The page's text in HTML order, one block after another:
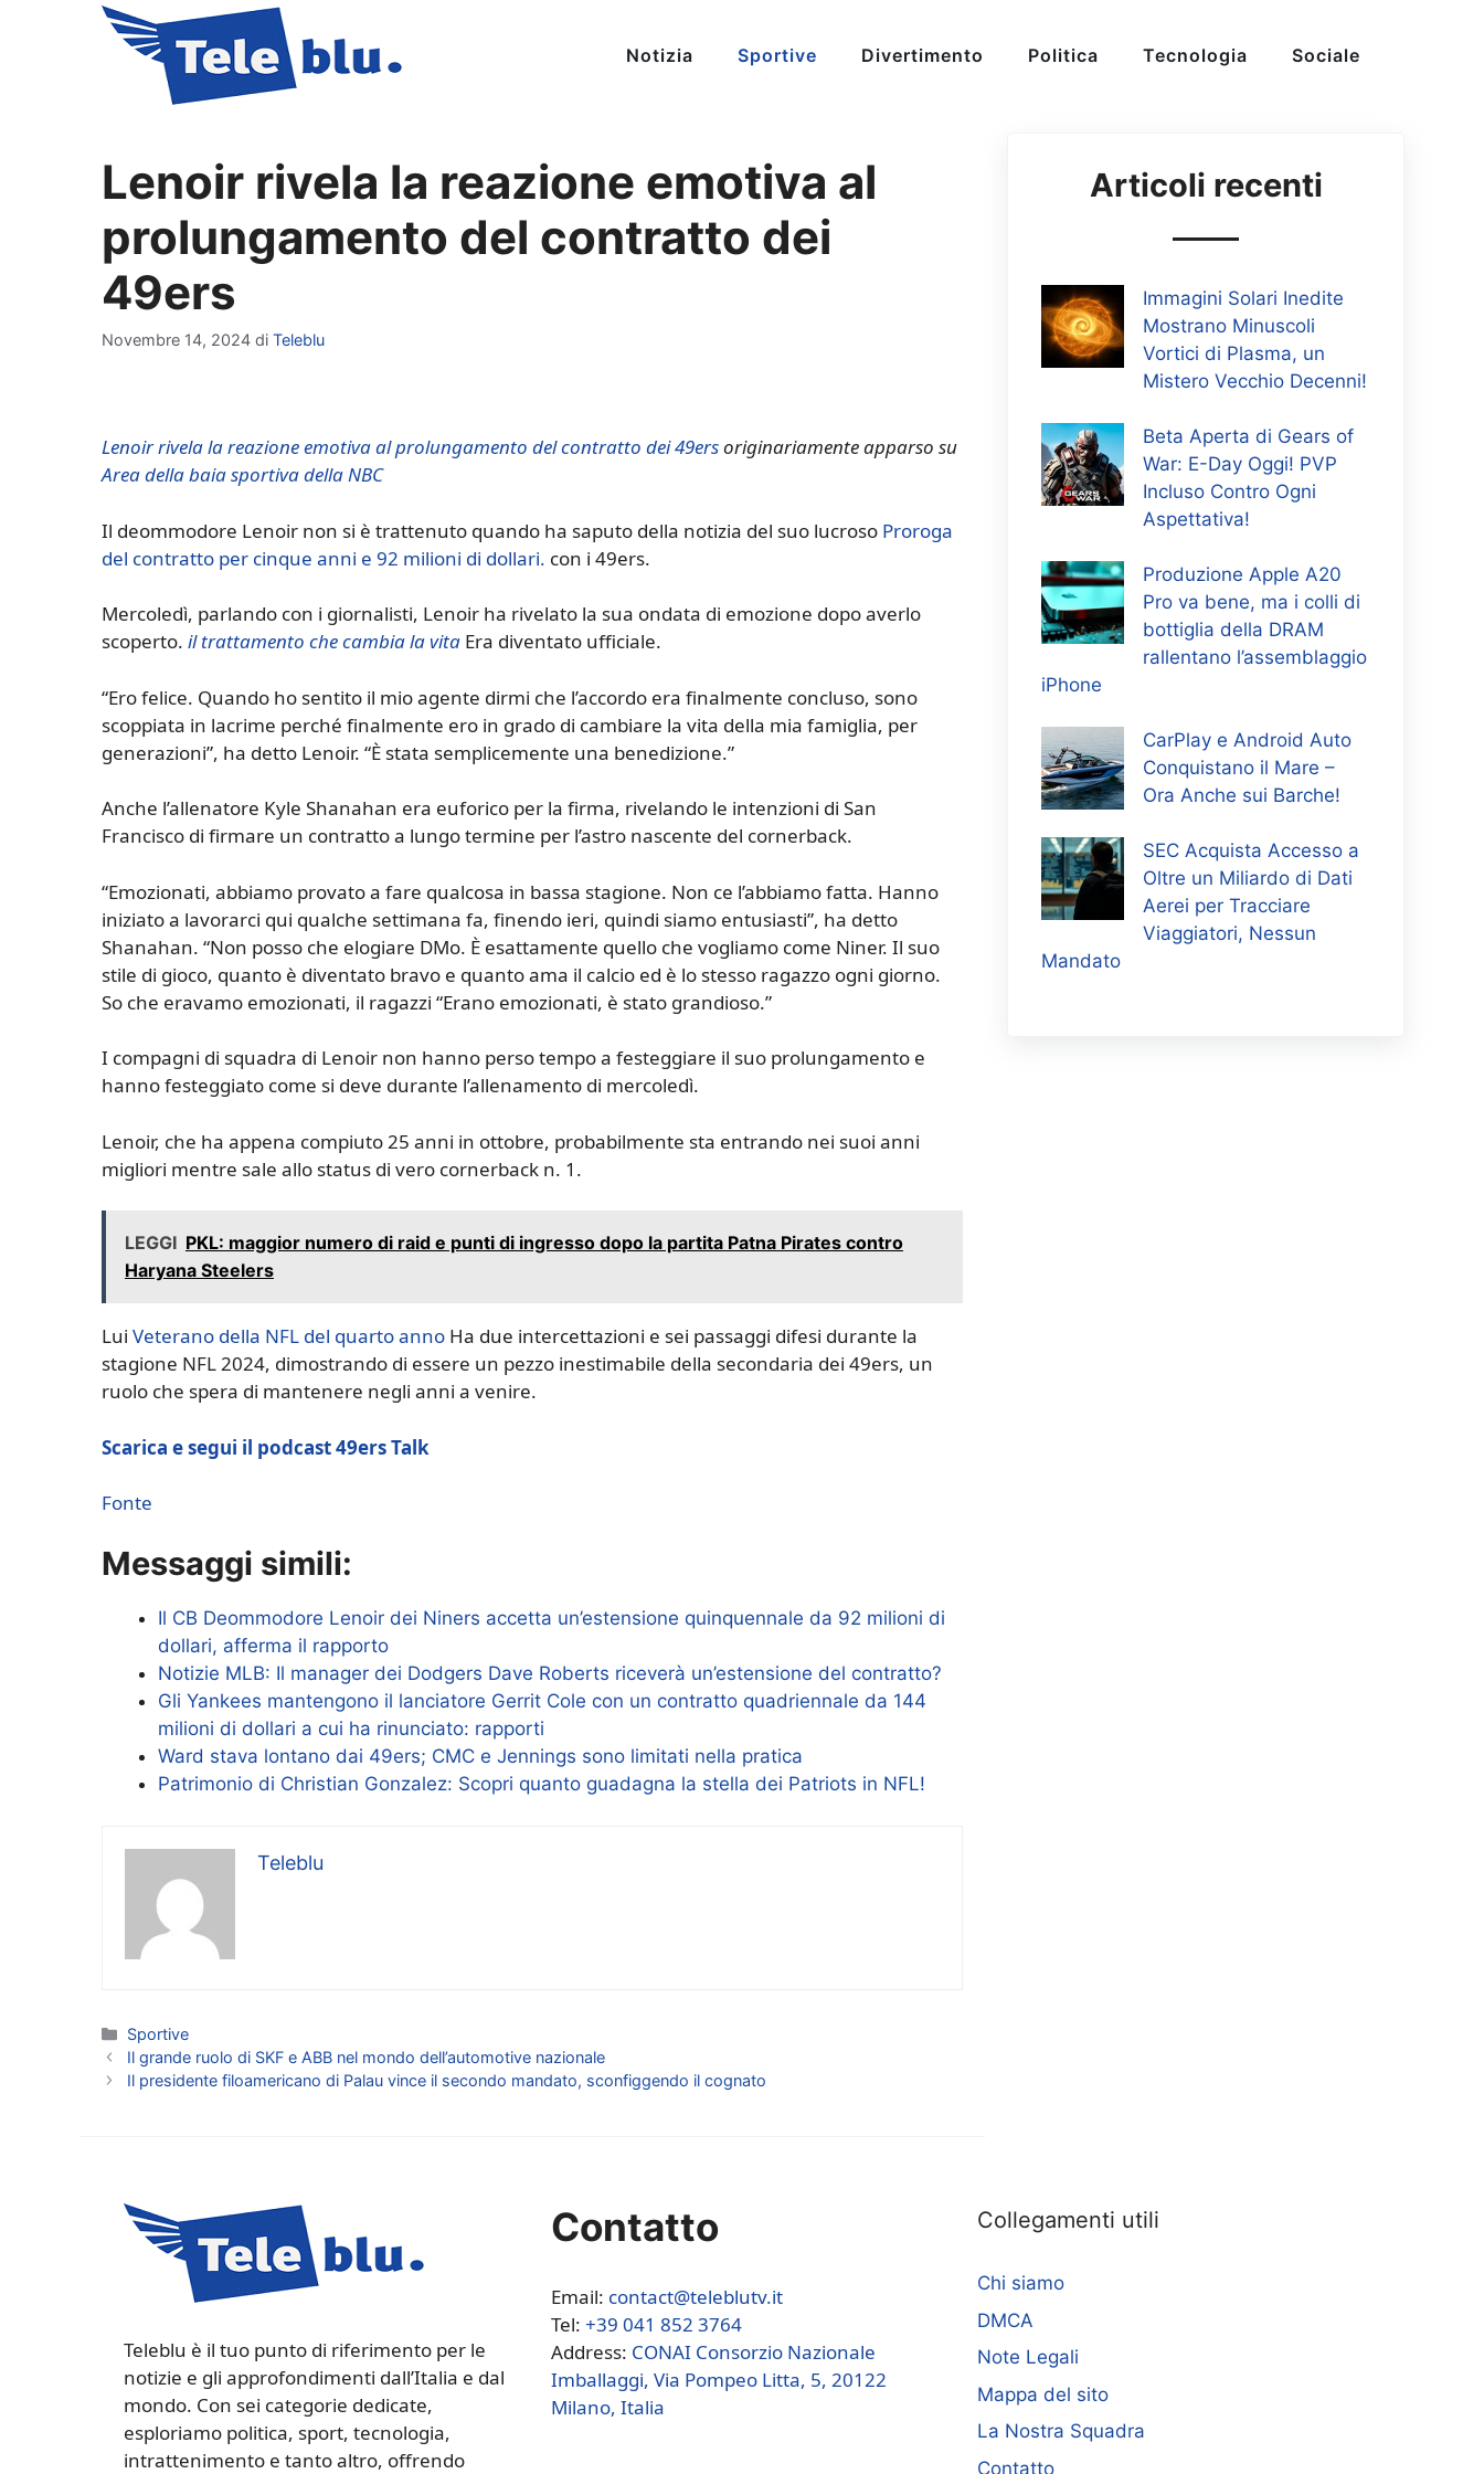
Notizia Sportive Divertimento Politica Tecnologia Sociale
Lenoir rivela la reazione emotiva al
prolungamento del contratto dei
49ers
Novembre 14, 2024 di Teleblu
Lenoir rivela la reazione emotiva al prolungamento del contratto dei 49ersoriginariamente apparso su
Area della baia sportiva della NBC
Il deommodore Lenoir non si è trattenuto quando ha saputo della notizia del suo lucroso Proroga
del contratto per cinque anni e 92 milioni di dollari. con i 49ers.
Mercoledì, parlando con i giornalisti, Lenoir ha rivelato la sua ondata di emozione dopo averlo
scoperto. il trattamento che cambia la vita Era diventato ufficiale.
“Ero felice. Quando ho sentito il mio agente dirmi che l’accordo era finalmente concluso, sono
scoppiata in lacrime perché finalmente ero in grado di cambiare la vita della mia famiglia, per
generazioni”, ha detto Lenoir. “È stata semplicemente una benedizione.”
Anche l’allenatore Kyle Shanahan era euforico per la firma, rivelando le intenzioni di San
Francisco di firmare un contratto a lungo termine per l’astro nascente del cornerback.
“Emozionati, abbiamo provato a fare qualcosa in bassa stagione. Non ce l’abbiamo fatta. Hanno
iniziato a lavorarci qui qualche settimana fa, finendo ieri, quindi siamo entusiasti”, ha detto
Shanahan. “Non posso che elogiare DMo. È esattamente quello che vogliamo come Niner. Il suo
stile di gioco, quanto è diventato bravo e quanto ama il calcio ed è lo stesso ragazzo ogni giorno.
So che eravamo emozionati, il ragazzi “Erano emozionati, è stato grandioso.”
I compagni di squadra di Lenoir non hanno perso tempo a festeggiare il suo prolungamento e
hanno festeggiato come si deve durante l’allenamento di mercoledì.
Lenoir, che ha appena compiuto 25 anni in ottobre, probabilmente sta entrando nei suoi anni
migliori mentre sale allo status di vero cornerback n. 1.
LEGGI PKL: maggior numero di raid e punti di ingresso dopo la partita Patna Pirates contro
Haryana Steelers
Lui Veterano della NFL del quarto anno Ha due intercettazioni e sei passaggi difesi durante la
stagione NFL 2024, dimostrando di essere un pezzo inestimabile della secondaria dei 49ers, un
ruolo che spera di mantenere negli anni a venire.
Scarica e segui il podcast 49ers Talk
Fonte
Messaggi simili:
Il CB Deommodore Lenoir dei Niners accetta un’estensione quinquennale da 92 milioni di
dollari, afferma il rapporto
Notizie MLB: Il manager dei Dodgers Dave Roberts riceverà un’estensione del contratto?
Gli Yankees mantengono il lanciatore Gerrit Cole con un contratto quadriennale da 144
milioni di dollari a cui ha rinunciato: rapporti
Ward stava lontano dai 49ers; CMC e Jennings sono limitati nella pratica
Patrimonio di Christian Gonzalez: Scopri quanto guadagna la stella dei Patriots in NFL!
Teleblu
Categorie
Sportive
Il grande ruolo di SKF e ABB nel mondo dell’automotive nazionale
Il presidente filoamericano di Palau vince il secondo mandato, sconfiggendo il cognato
Articoli recenti
Immagini Solari Inedite
Mostrano Minuscoli
Vortici di Plasma, un
Mistero Vecchio Decenni!
Beta Aperta di Gears of
War: E-Day Oggi! PVP
Incluso Contro Ogni
Aspettativa!
Produzione Apple A20
Pro va bene, ma i colli di
bottiglia della DRAM
rallentano l’assemblaggio
iPhone
CarPlay e Android Auto
Conquistano il Mare –
Ora Anche sui Barche!
SEC Acquista Accesso a
Oltre un Miliardo di Dati
Aerei per Tracciare
Viaggiatori, Nessun
Mandato
Teleblu è il tuo punto di riferimento per le
notizie e gli approfondimenti dall’Italia e dal
mondo. Con sei categorie dedicate,
esploriamo politica, sport, tecnologia,
intrattenimento e tanto altro, offrendo
Contatto
Email: contact@teleblutv.it
Tel: +39 041 852 3764
Address: CONAI Consorzio Nazionale
Imballaggi, Via Pompeo Litta, 5, 20122
Milano, Italia
Collegamenti utili
Chi siamo
DMCA
Note Legali
Mappa del sito
La Nostra Squadra
Contatto